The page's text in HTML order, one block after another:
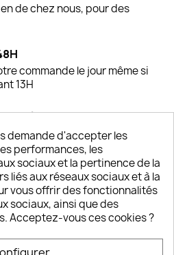
de chez nous, pour des
commande le jour même si
13H
clients
92% et 94% de nos clients
6/7J de 10h à 18H
demande d'accepter les
performances, les
sociaux et la pertinence de la
liés aux réseaux sociaux et à la
vous offrir des fonctionnalités
sociaux, ainsi que des
Acceptez-vous ces cookies ?